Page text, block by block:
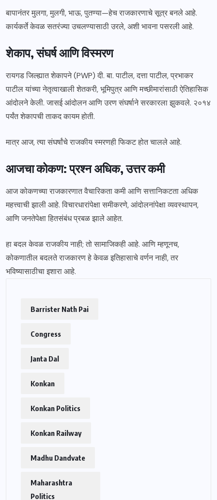
बापानंतर मुलगा, मुलगी, भाऊ, पुतण्या—हेच राजकारणाचे सूत्र बनले आहे.
कार्यकर्ते केवळ सतरंज्या उचलण्यासाठी उरले, अशी भावना पसरली आहे.
शेकाप, संघर्ष आणि विस्मरण
रायगड जिल्ह्यात शेकापने (PWP) दी. बा. पाटील, दत्ता पाटील, प्रभाकर
पाटील यांच्या नेतृत्वाखाली शेतकरी, भूमिपुत्र आणि मच्छीमारांसाठी ऐतिहासिक
आंदोलने केली. जासई आंदोलन आणि उरण संघर्षाने सरकारला झुकवले. २०१४
पर्यंत शेकापची ताकद कायम होती.
मात्र आज, त्या संघर्षांचे राजकीय स्मरणही फिकट होत चालले आहे.
आजचा कोकण: प्रश्न अधिक, उत्तर कमी
आज कोकणच्या राजकारणात वैचारिकता कमी आणि सत्तानिकटता अधिक
महत्त्वाची झाली आहे. विचारधारांपेक्षा समीकरणे, आंदोलनांपेक्षा व्यवस्थापन,
आणि जनतेपेक्षा हितसंबंध प्रबळ झाले आहेत.
हा बदल केवळ राजकीय नाही; तो सामाजिकही आहे. आणि म्हणूनच,
कोकणातील बदलते राजकारण हे केवळ इतिहासाचे वर्णन नाही, तर
भविष्यासाठीचा इशारा आहे.
Barrister Nath Pai
Congress
Janta Dal
Konkan
Konkan Politics
Konkan Railway
Madhu Dandvate
Maharashtra
Politics